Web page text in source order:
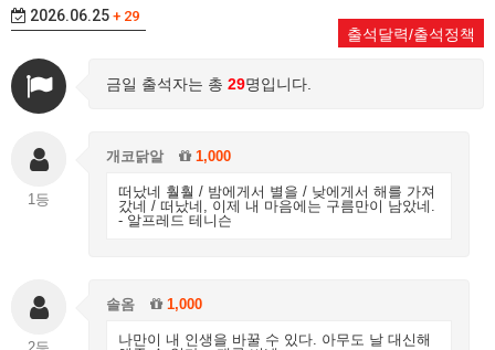
2026.06.25 + 29
출석달력/출석정책
금일 출석자는 총 29명입니다.
1등
개코닭알 1,000
떠났네 훨훨 / 밤에게서 별을 / 낮에게서 해를 가져
갔네 / 떠났네, 이제 내 마음에는 구름만이 남았네.
- 알프레드 테니슨
솔옴 1,000
나만이 내 인생을 바꿀 수 있다. 아무도 날 대신해